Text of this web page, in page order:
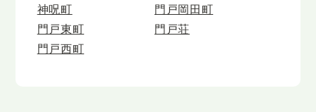
神呪町
門戸岡田町
門戸東町
門戸荘
門戸西町